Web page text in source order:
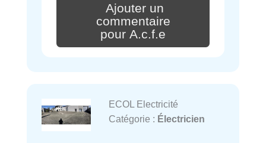
Ajouter un
commentaire
pour A.c.f.e
ECOL Electricité
Catégorie : Électricien